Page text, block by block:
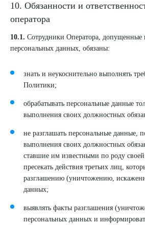
10. Обязанности и
оператора
10.1. Сотрудники Оператора, допущенные
персональных данных, обязаны:
знать и неукоснительно выполнять
Политики;
обрабатывать персональные данные
выполнения своих должностных
не разглашать персональные данные,
выполнения своих должностных
ставшие им известными по роду своей
пресекать действия третьих лиц,
разглашению (уничтожению,
данных;
выявлять факты разглашения
персональных данных и